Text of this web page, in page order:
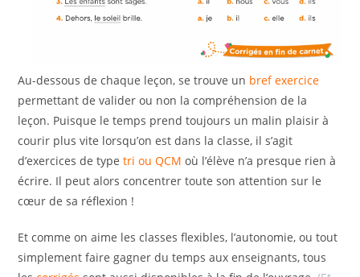
Au-dessous de chaque leçon, se trouve un bref exercice
permettant de valider ou non la compréhension de la
leçon. Puisque le temps prend toujours un malin plaisir à
courir plus vite lorsqu’on est dans la classe, il s’agit
d’exercices de typetri ou QCM où l’élève n’a presque rien à
écrire. Il peut alors concentrer toute son attention sur le
cœur de sa réflexion !
Et comme on aime les classes flexibles, l’autonomie, ou tout
simplement faire gagner du temps aux enseignants, tous